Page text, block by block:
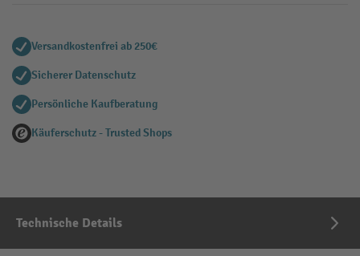
Versandkostenfrei ab 250€
Sicherer Datenschutz
Persönliche Kaufberatung
Käuferschutz - Trusted Shops
Technische Details